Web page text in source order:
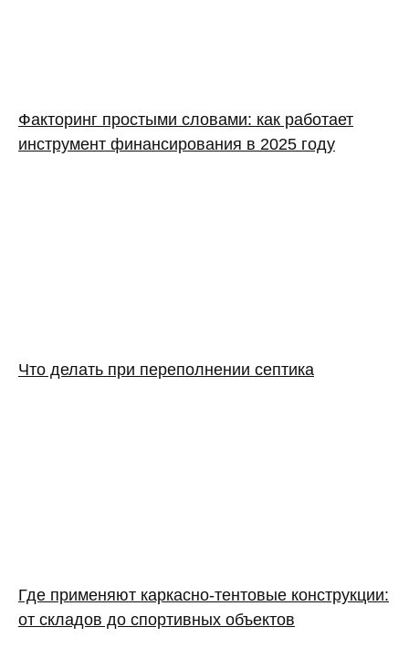
Факторинг простыми словами: как работает
инструмент финансирования в 2025 году
Что делать при переполнении септика
Где применяют каркасно‑тентовые конструкции:
от складов до спортивных объектов